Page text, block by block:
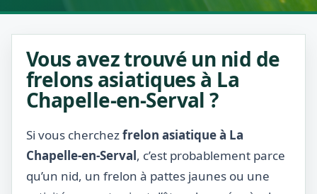
Vous avez trouvé un nid de
frelons asiatiques à La
Chapelle-en-Serval ?
Si vous cherchezfrelon asiatique à La
Chapelle-en-Serval, c’est probablement parce
qu’un nid, un frelon à pattes jaunes ou une